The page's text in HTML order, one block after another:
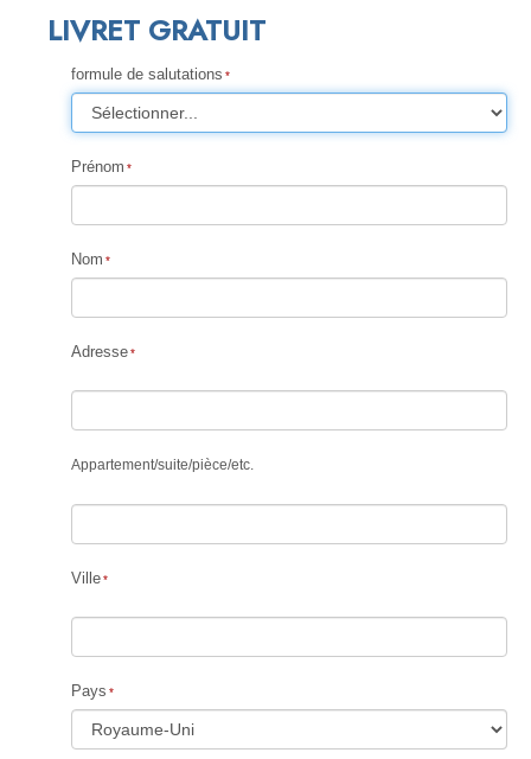
LIVRET GRATUIT
formule de salutations
Prénom
Nom
Adresse
Appartement/suite/pièce/etc.
Ville
Pays